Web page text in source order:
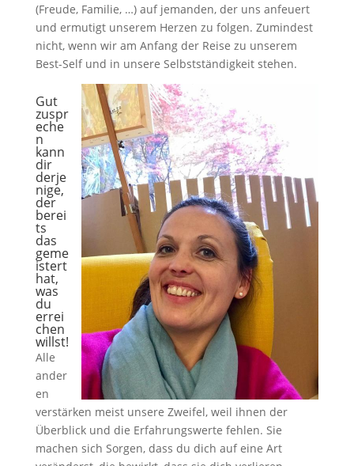
(Freude, Familie, …) auf jemanden, der uns anfeuert
und ermutigt unserem Herzen zu folgen. Zumindest
nicht, wenn wir am Anfang der Reise zu unserem
Best-Self und in unsere Selbstständigkeit stehen.
Gut
zuspr
eche
n
kann
dir
derje
nige,
der
berei
ts
das
geme
istert
hat,
was
du
errei
chen
willst!
Alle
ander
en
verstärken meist unsere Zweifel, weil ihnen der
Überblick und die Erfahrungswerte fehlen. Sie
machen sich Sorgen, dass du dich auf eine Art